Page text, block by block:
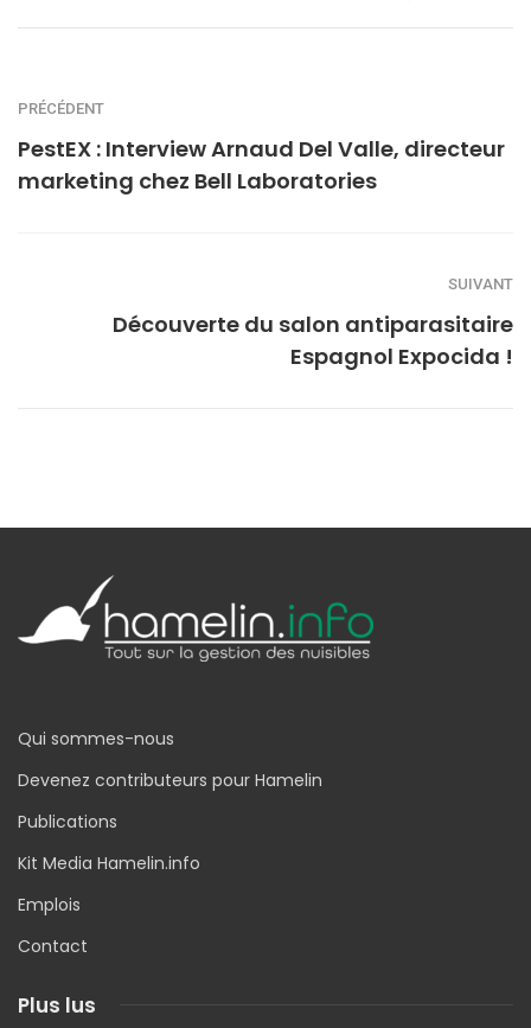
PRÉCÉDENT
PestEX : Interview Arnaud Del Valle, directeur
marketing chez Bell Laboratories
SUIVANT
Découverte du salon antiparasitaire
Espagnol Expocida !
Qui sommes-nous
Devenez contributeurs pour Hamelin
Publications
Kit Media Hamelin.info
Emplois
Contact
Plus lus